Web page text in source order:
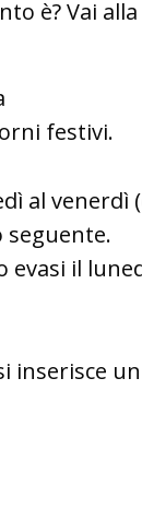
è? Vai alla
festivi.
al venerdì
seguente.
evasi il
inserisce